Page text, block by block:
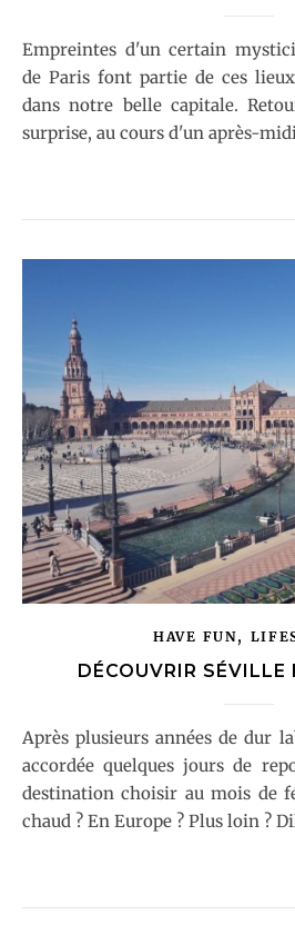
Empreintes d'un certain mysticisme, Les Catacombes
de Paris font partie de ces
dans notre belle capitale.
surprise, au cours d'un après-
HAVE FUN,
DÉCOUVRIR SÉVILLE
Après plusieurs années de dur labeur, je me suis enfin
accordée quelques jours de
destination choisir au mois de
chaud ? En Europe ? Plus loin ?